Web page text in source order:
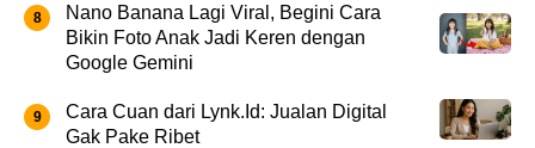
Nano Banana Lagi Viral, Begini Cara
Bikin Foto Anak Jadi Keren dengan
Google Gemini
Cara Cuan dari Lynk.Id: Jualan Digital
Gak Pake Ribet